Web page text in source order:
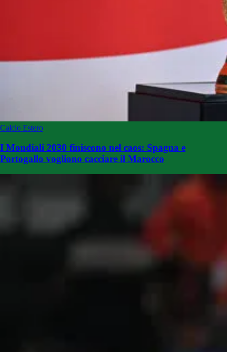
Calcio Estero
I Mondiali 2030 finiscono nel caos: Spagna e
Portogallo vogliono cacciare il Marocco